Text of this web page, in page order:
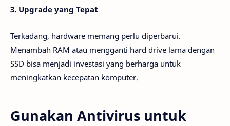
3. Upgrade yang Tepat
Terkadang, hardware memang perlu diperbarui.
Menambah RAM atau mengganti hard drive lama dengan
SSD bisa menjadi investasi yang berharga untuk
meningkatkan kecepatan komputer.
Gunakan Antivirus untuk